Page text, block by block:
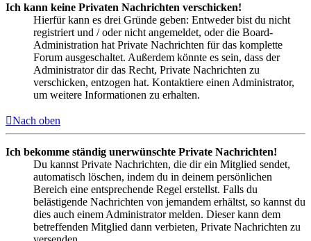
Ich kann keine Privaten Nachrichten verschicken!
Hierfür kann es drei Gründe geben: Entweder bist du nicht
registriert und / oder nicht angemeldet, oder die Board-
Administration hat Private Nachrichten für das komplette
Forum ausgeschaltet. Außerdem könnte es sein, dass der
Administrator dir das Recht, Private Nachrichten zu
verschicken, entzogen hat. Kontaktiere einen Administrator,
um weitere Informationen zu erhalten.
Nach oben
Ich bekomme ständig unerwünschte Private Nachrichten!
Du kannst Private Nachrichten, die dir ein Mitglied sendet,
automatisch löschen, indem du in deinem persönlichen
Bereich eine entsprechende Regel erstellst. Falls du
belästigende Nachrichten von jemandem erhältst, so kannst du
dies auch einem Administrator melden. Dieser kann dem
betreffenden Mitglied dann verbieten, Private Nachrichten zu